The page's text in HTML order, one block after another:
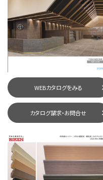
WEBカタログをみる
カタログ請求・お問合せ